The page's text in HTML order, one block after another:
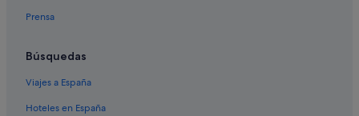
Villas en San Eugenio
Hoteles con todo incluido en Costa Adeje
Casas privadas de vacaciones en San Eugenio
Prensa
Búsquedas
Viajes a España
Hoteles en España